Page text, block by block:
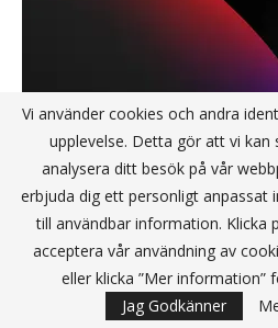
Vi använder cookies och andra
upplevelse. Detta gör att vi kan
analysera ditt besök på vår
erbjuda dig ett personligt anpassat
till användbar information. Klicka
acceptera vår användning av
eller klicka ”Mer information”
Jag Godkänner